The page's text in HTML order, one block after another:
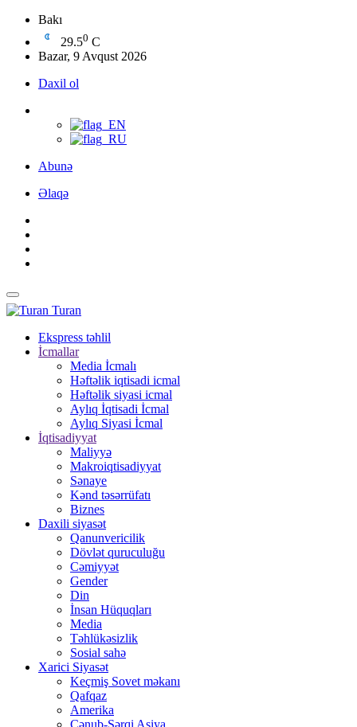
Bakı
29.50 C
Bazar, 9 Avqust 2026
Daxil ol
Abunə
Əlaqə
Turan
Ekspress təhlil
İcmallar
Media İcmalı
Həftəlik iqtisadi icmal
Həftəlik siyasi icmal
Aylıq İqtisadi İcmal
Aylıq Siyasi İcmal
İqtisadiyyat
Maliyyə
Makroiqtisadiyyat
Sənaye
Kənd təsərrüfatı
Biznes
Daxili siyasət
Qanunvericilik
Dövlət quruculuğu
Cəmiyyət
Gender
Din
İnsan Hüquqları
Media
Təhlükəsizlik
Sosial sahə
Xarici Siyasət
Keçmiş Sovet məkanı
Qafqaz
Amerika
Cənub-Şərqi Asiya